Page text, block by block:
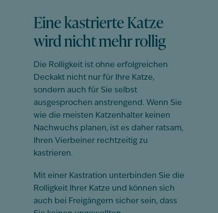
Eine kastrierte Katze
wird nicht mehr rollig
Die Rolligkeit ist ohne erfolgreichen
Deckakt nicht nur für Ihre Katze,
sondern auch für Sie selbst
ausgesprochen anstrengend. Wenn Sie
wie die meisten Katzenhalter keinen
Nachwuchs planen, ist es daher ratsam,
Ihren Vierbeiner rechtzeitig zu
kastrieren.
Mit einer Kastration unterbinden Sie die
Rolligkeit Ihrer Katze und können sich
auch bei Freigängern sicher sein, dass